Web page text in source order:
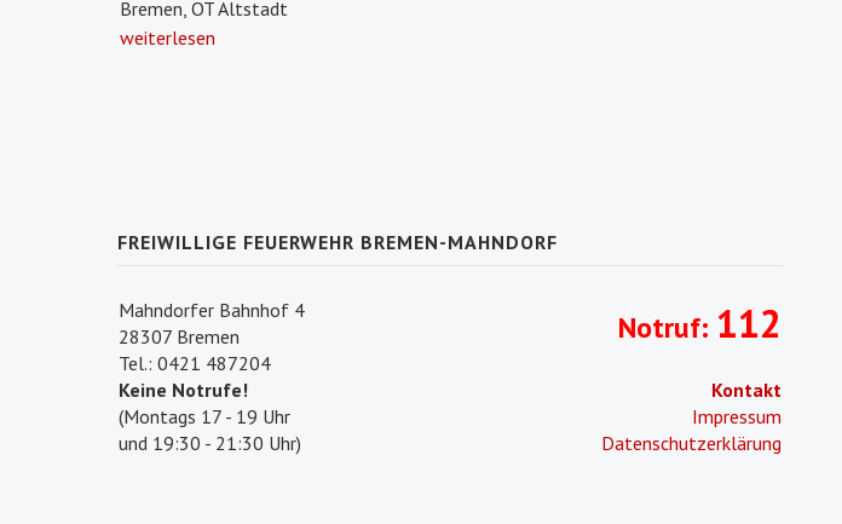
Bremen, OT Altstadt
weiterlesen
FREIWILLIGE FEUERWEHR BREMEN-MAHNDORF
Mahndorfer Bahnhof 4
28307 Bremen
Tel.: 0421 487204
Keine Notrufe!
(Montags 17 - 19 Uhr
und 19:30 - 21:30 Uhr)
Notruf: 112
Kontakt
Impressum
Datenschutzerklärung